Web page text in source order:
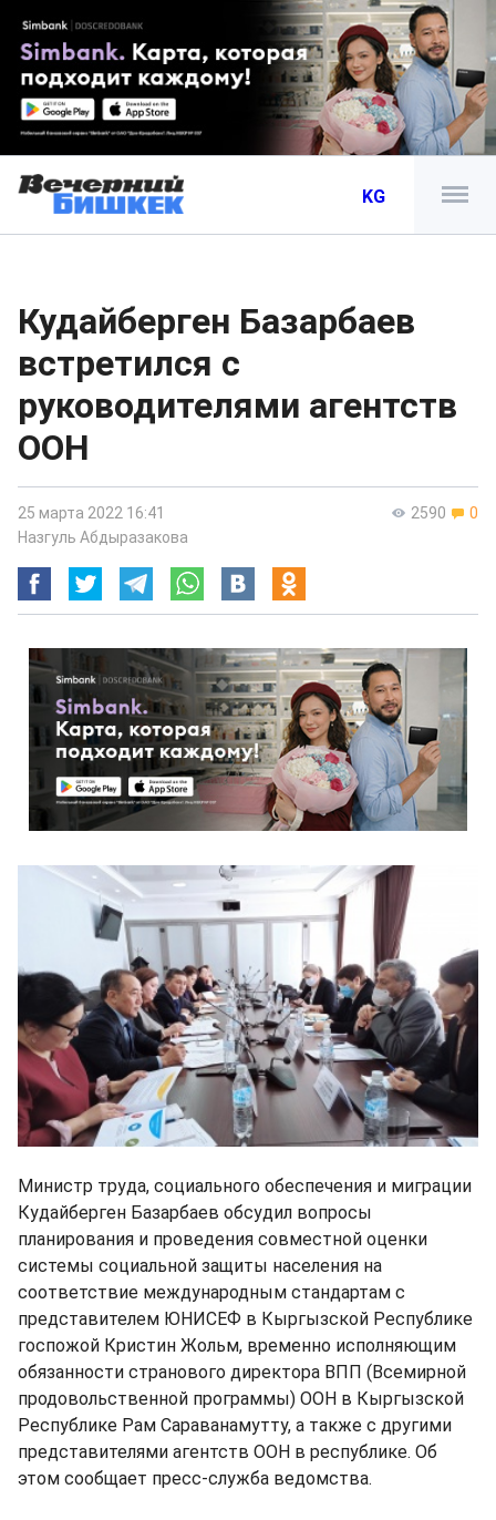
KG
Кудайберген Базарбаев
встретился с
руководителями агентств
ООН
2590 0
25 марта 2022 16:41
Назгуль Абдыразакова
Министр труда, социального обеспечения и миграции
Кудайберген Базарбаев обсудил вопросы
планирования и проведения совместной оценки
системы социальной защиты населения на
соответствие международным стандартам с
представителем ЮНИСЕФ в Кыргызской Республике
госпожой Кристин Жольм, временно исполняющим
обязанности странового директора ВПП (Всемирной
продовольственной программы) ООН в Кыргызской
Республике Рам Сараванамутту, а также с другими
представителями агентств ООН в республике. Об
этом сообщает пресс-служба ведомства.